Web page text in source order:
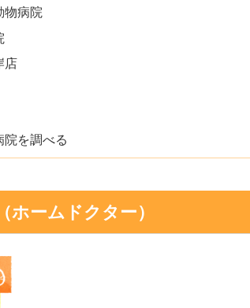
物病院
店
院を調べる
ホームドクター）